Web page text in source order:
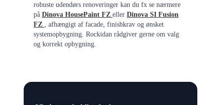
robuste udendørs renoveringer kan du fx se nærmere
på Dinova HousePaint FZ eller Dinova SI Fusion
FZ
, afhængigt af facade, finishkrav og ønsket
systemopbygning. Rockidan rådgiver gerne om valg
og korrekt opbygning.